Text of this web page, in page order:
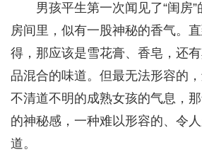
男孩平生第一次闻见了“闺房
房间里，似有一股神秘的香气。
得，那应该是雪花膏、香皂，还
品混合的味道。但最无法形容的
不清道不明的成熟女孩的气息，
的神秘感，一种难以形容的、令
道。